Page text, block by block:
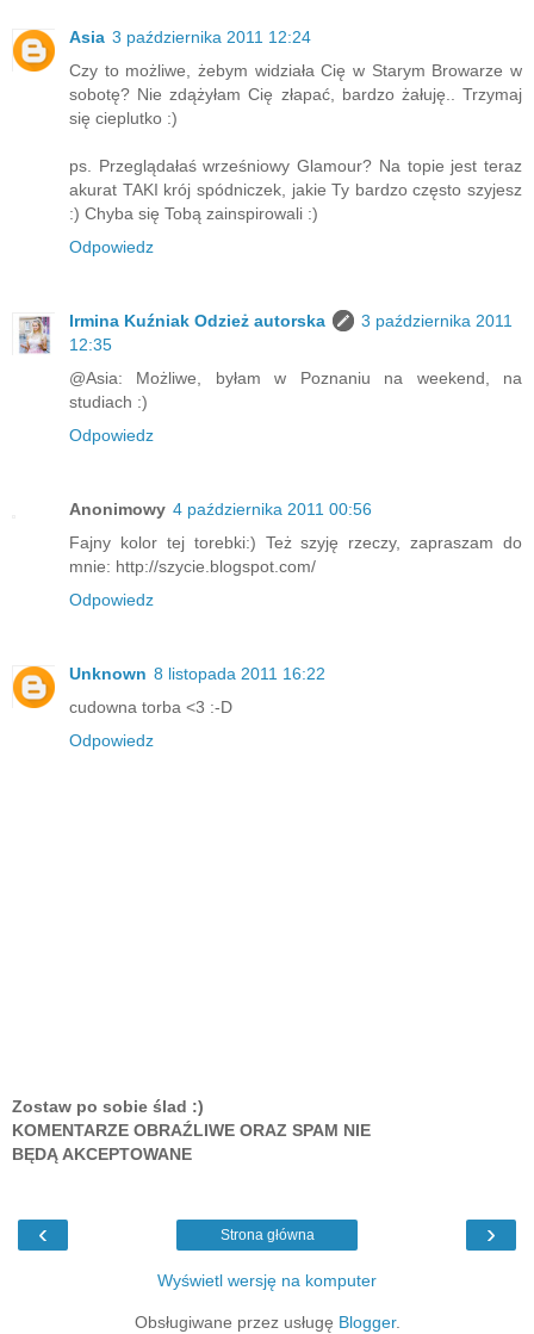
Asia 3 października 2011 12:24
Czy to możliwe, żebym widziała Cię w Starym Browarze w
sobotę? Nie zdążyłam Cię złapać, bardzo żałuję.. Trzymaj
się cieplutko :)
ps. Przeglądałaś wrześniowy Glamour? Na topie jest teraz
akurat TAKI krój spódniczek, jakie Ty bardzo często szyjesz
:) Chyba się Tobą zainspirowali :)
Odpowiedz
Irmina Kuźniak Odzież autorska
3 października 2011
12:35
@Asia: Możliwe, byłam w Poznaniu na weekend, na
studiach :)
Odpowiedz
Anonimowy 4 października 2011 00:56
Fajny kolor tej torebki:) Też szyję rzeczy, zapraszam do
mnie: http://szycie.blogspot.com/
Odpowiedz
Unknown 8 listopada 2011 16:22
cudowna torba <3 :-D
Odpowiedz
Zostaw po sobie ślad :)
KOMENTARZE OBRAŹLIWE ORAZ SPAM NIE
BĘDĄ AKCEPTOWANE
‹ ›
Strona główna
Wyświetl wersję na komputer
Obsługiwane przez usługę Blogger.